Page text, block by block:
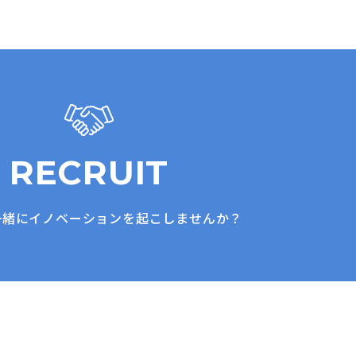
RECRUIT
にイノベーションを起こしませんか？